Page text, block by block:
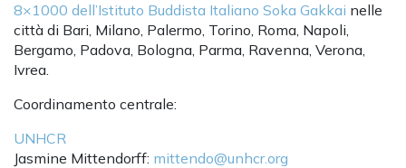
8×1000 dell’Istituto Buddista Italiano Soka Gakkai nelle
città di Bari, Milano, Palermo, Torino, Roma, Napoli,
Bergamo, Padova, Bologna, Parma, Ravenna, Verona,
Ivrea.
Coordinamento centrale:
UNHCR
Jasmine Mittendorff: mittendo@unhcr.org